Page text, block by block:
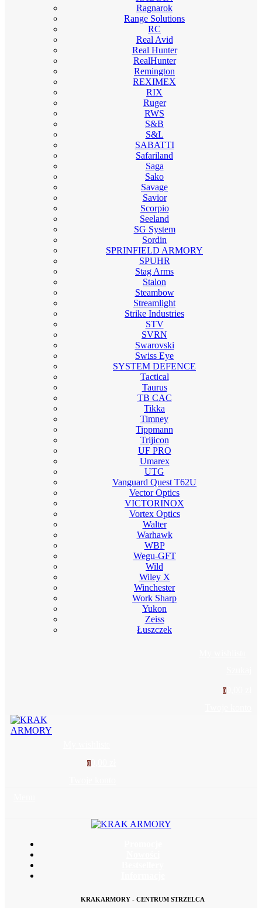
Ragnarok
Range Solutions
RC
Real Avid
Real Hunter
RealHunter
Remington
REXIMEX
RIX
Ruger
RWS
S&B
S&L
SABATTI
Safariland
Saga
Sako
Savage
Savior
Scorpio
Seeland
SG System
Sordin
SPRINFIELD ARMORY
SPUHR
Stag Arms
Stalon
Steambow
Streamlight
Strike Industries
STV
SVRN
Swarovski
Swiss Eye
SYSTEM DEFENCE
Tactical
Taurus
TB CAC
Tikka
Timney
Tippmann
Trijicon
UF PRO
Umarex
UTG
Vanguard Quest T62U
Vector Optics
VICTORINOX
Vortex Optics
Walter
Warhawk
WBP
Wegu-GFT
Wild
Wiley X
Winchester
Work Sharp
Yukon
Zeiss
Łuszczek
0
00,00 zł
KRAKARMORY - CENTRUM STRZELCA